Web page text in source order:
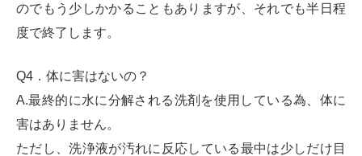
のでもう少しかかることもありますが、それでも半日程
度で終了します。
Q4．体に害はないの？
A.最終的に水に分解される洗剤を使用している為、体に
害はありません。
ただし、洗浄液が汚れに反応している最中は少しだけ目